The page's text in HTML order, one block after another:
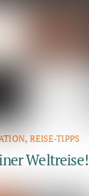
, REISE-TIPPS
Weltreise!